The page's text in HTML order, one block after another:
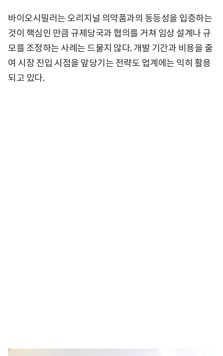
바이오시밀러는 오리지널 의약품과의 동등성을 입증하는
것이 핵심인 만큼 규제당국과 협의를 거쳐 임상 설계나 규
모를 조정하는 사례는 드물지 않다. 개발 기간과 비용을 줄
여 시장 진입 시점을 앞당기는 전략도 업계에는 익히 활용
되고 있다.